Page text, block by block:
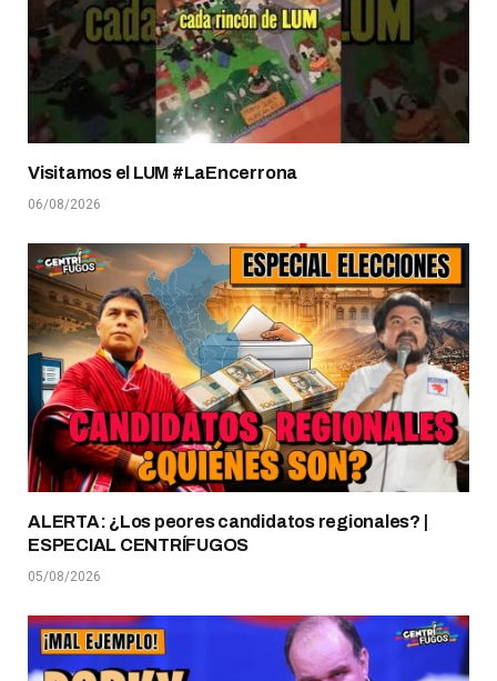
Visitamos el LUM #LaEncerrona
06/08/2026
ALERTA: ¿Los peores candidatos regionales? |
ESPECIAL CENTRÍFUGOS
05/08/2026